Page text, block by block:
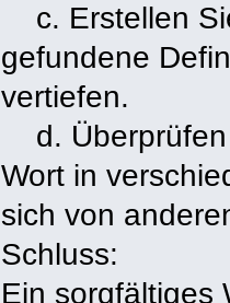
c. Erstellen
gefundene
vertiefen.
d. Überprüfen
Wort in
sich von
Schluss:
Ein sorgfältiges